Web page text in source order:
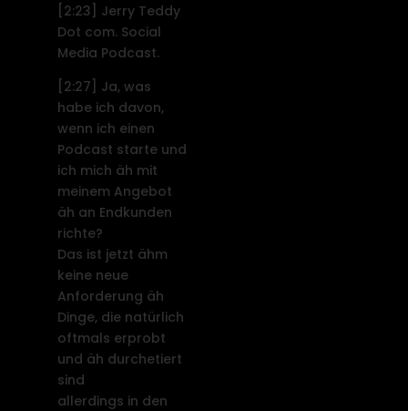
[2:23]
Jerry Teddy
Dot com. Social
Media Podcast.
[2:27]
Ja, was
habe ich davon,
wenn ich einen
Podcast starte und
ich mich äh mit
meinem Angebot
äh an Endkunden
richte?
Das ist jetzt ähm
keine neue
Anforderung äh
Dinge, die natürlich
oftmals erprobt
und äh durchetiert
sind
allerdings in den